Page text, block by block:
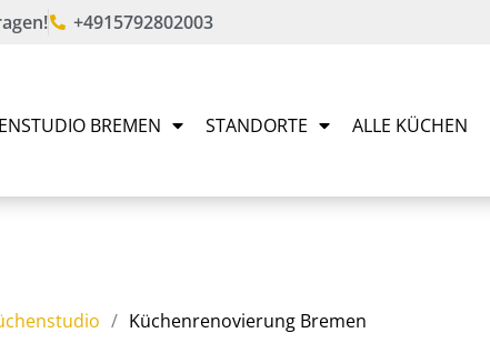
+4915792802003
BREMEN STANDORTE ALLE KÜCHEN
/ Küchenrenovierung Bremen